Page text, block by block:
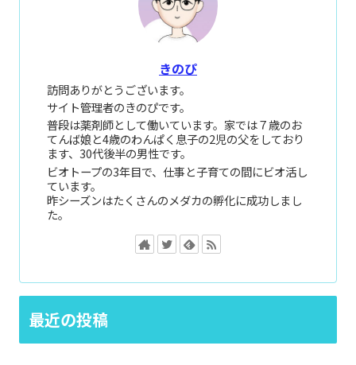
きのぴ
訪問ありがとうございます。
サイト管理者のきのぴです。
普段は薬剤師として働いています。家では７歳のお
てんば娘と4歳のわんぱく息子の2児の父をしており
ます、30代後半の男性です。
ビオトープの3年目で、仕事と子育ての間にビオ活し
ています。
昨シーズンはたくさんのメダカの孵化に成功しまし
た。
最近の投稿